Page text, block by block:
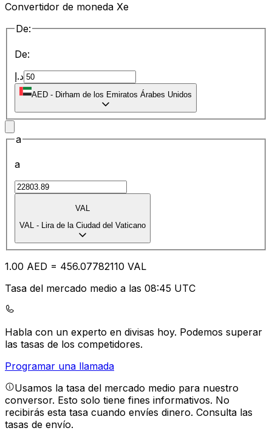
Convertidor de moneda Xe
De:
De:
د.إ
AED - Dirham de los Emiratos Árabes Unidos
a
a
VAL
VAL - Lira de la Ciudad del Vaticano
1.00 AED = 456.07782110 VAL
Tasa del mercado medio a las 08:45 UTC
Habla con un experto en divisas hoy. Podemos superar
las tasas de los competidores.
Programar una llamada
Usamos la tasa del mercado medio para nuestro
conversor. Esto solo tiene fines informativos. No
recibirás esta tasa cuando envíes dinero. Consulta las
tasas de envío.